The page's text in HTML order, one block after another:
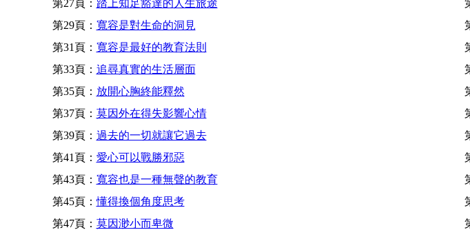
第27頁： 踏上知足豁達的人生旅途
第29頁： 寬容是對生命的洞見
第31頁： 寬容是最好的教育法則
第33頁： 追尋真實的生活層面
第35頁： 放開心胸終能釋然
第37頁： 莫因外在得失影響心情
第39頁： 過去的一切就讓它過去
第41頁： 愛心可以戰勝邪惡
第43頁： 寬容也是一種無聲的教育
第45頁：懂得換個角度思考
第47頁： 莫因渺小而卑微